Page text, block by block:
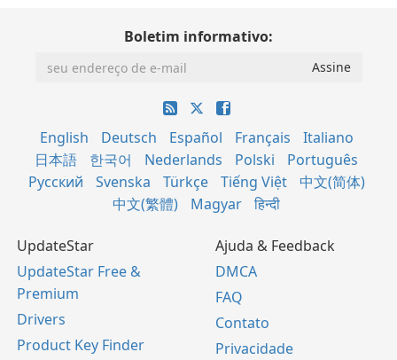
Boletim informativo:
English Deutsch Español Français
Italiano
日本語
한국어 Nederlands Polski
Português
Русский
Svenska Türkçe Tiếng Việt
中文(简体)
中文(繁體)
Magyar हिन्दी
UpdateStar
UpdateStar Free &
Premium
Drivers
Product Key Finder
Ajuda & Feedback
DMCA
FAQ
Contato
Privacidade